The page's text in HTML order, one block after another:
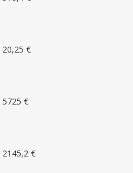
20,25 €
5725 €
2145,2 €